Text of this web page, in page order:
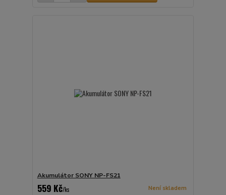
Akumulátor SONY NP-FS21
559 Kč/ks Není skladem